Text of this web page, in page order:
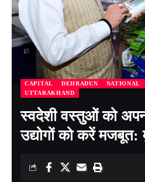
CAPITAL DEHRADUN NATIONAL
UTTARAKHAND
स्वदेशी वस्तुओं को
उद्योगों को करें मजबूत: